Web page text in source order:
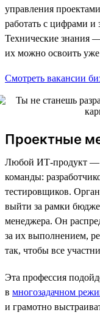
управления
работать с цифрами и
Технические знания
их можно освоить
Смотреть вакансии
Проектные
Любой ИТ-продукт —
команды:
тестировщиков.
выйти за рамки
менеджера. Он
за их выполнением,
так, чтобы все
Эта профессия
в многозадачном
и грамотно